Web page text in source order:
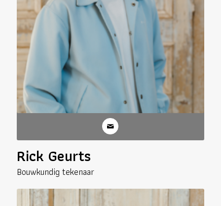
Rick Geurts
Bouwkundig tekenaar